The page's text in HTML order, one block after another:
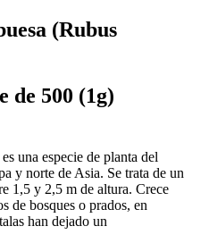
(Rubus
de 500 (1g)
una especie de planta del
y norte de Asia. Se trata de un
1,5 y 2,5 m de altura. Crece
de bosques o prados, en
han dejado un